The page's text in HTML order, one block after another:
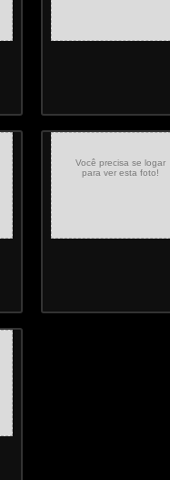
Você precisa se logar
para ver esta foto!